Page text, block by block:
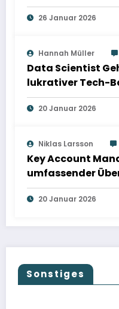
26 Januar 2026
Hannah Müller
Data Scientist
lukrativer Tech-
20 Januar 2026
Niklas Larsson
Key Account
umfassender
20 Januar 2026
Sonstiges